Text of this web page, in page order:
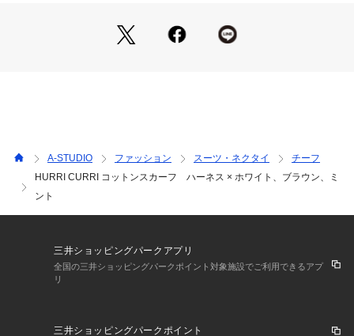
スカーフの両端をリングに通すことで、簡単にスカーフがき
れいに着用できます。
※リングの色はランダムでお届けいたします。
※リングはなくなり次第終了になります。
【 HURRI　CURRI（ハリクリ）】
Made in Japan をコンセプトにシルクを中心に素材に拘った
ァッションアイテム
A-STUDIO ファッション スーツ・ネクタイ
チーフ
HURRI CURRI コットンスカーフ ハーネス × ホワイト、ブラウン、ミ
ント
三井ショッピングパークアプリ
全国の三井ショッピングパークポイント対象施設でご利用できるアプ
リ
三井ショッピングパークポイント